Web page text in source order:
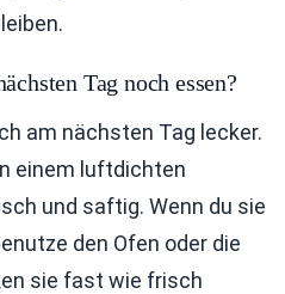
Tag noch essen?
am nächsten Tag lecker.
einem luftdichten
und saftig. Wenn du sie
den Ofen oder die
sie fast wie frisch